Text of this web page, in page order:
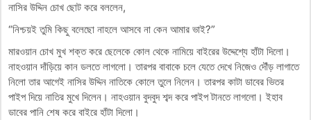
নাসির উদ্দিন চোখ ছোট করে বললেন,
“নিশ্চয়ই তুমি কিছু বলেছো নাহলে আসবে না কেন আমার ভাই?”
মারওয়ান চোখ মুখ শক্ত করে ছেলেকে কোল থেকে নামিয়ে বাইরের উদ্দেশ্যে হাঁটা দিলো।
নাহওয়ান দাঁড়িয়ে কান ডলতে লাগলো। তারপর বাবাকে চলে যেতে দেখে নিজেও দৌঁড় লাগাতে
নিলো তার আগেই নাসির উদ্দিন নাতিকে কোলে তুলে নিলেন। তারপর কাটা ডাবের ভিতর
পাইপ দিয়ে নাতির মুখে দিলেন। নাহওয়ান বুদবুদ শব্দ করে পাইপ টানতে লাগলো। ইহাব
ডাবের পানি শেষ করে বাইরে হাঁটা দিলো।